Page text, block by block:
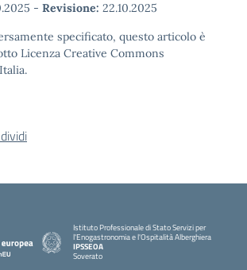
- Revisione: 22.10.2025
specificato, questo articolo è
Licenza Creative Commons
Istituto Professionale di Stato Servizi per
l'Enogastronomia e l'Ospitalità Alberghiera
IPSSEOA
Soverato